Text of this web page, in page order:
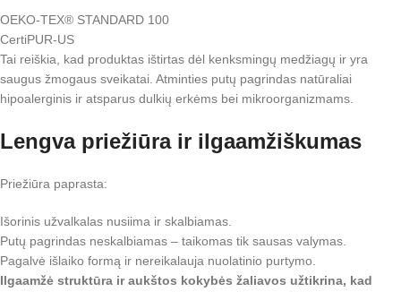
OEKO-TEX® STANDARD 100
CertiPUR-US
Tai reiškia, kad produktas ištirtas dėl kenksmingų medžiagų ir yra
saugus žmogaus sveikatai. Atminties putų pagrindas natūraliai
hipoalerginis ir atsparus dulkių erkėms bei mikroorganizmams.
Lengva priežiūra ir ilgaamžiškumas
Priežiūra paprasta:
Išorinis užvalkalas nusiima ir skalbiamas.
Putų pagrindas neskalbiamas – taikomas tik sausas valymas.
Pagalvė išlaiko formą ir nereikalauja nuolatinio purtymo.
Ilgaamžė struktūra ir aukštos kokybės žaliavos užtikrina, kad